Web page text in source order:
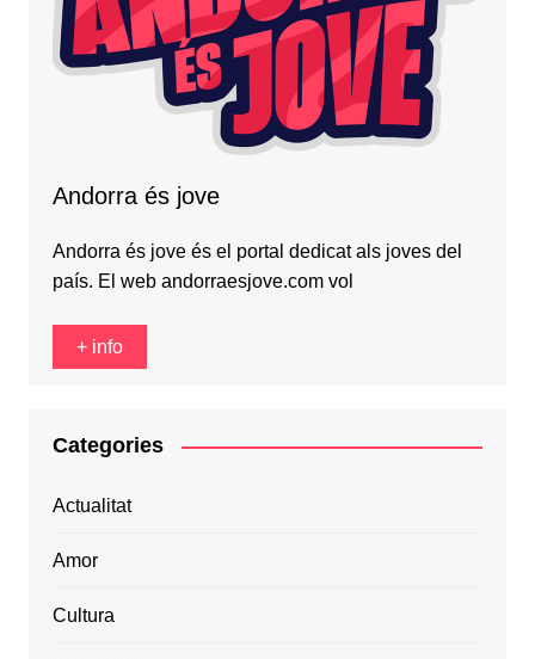
Andorra és jove
Andorra és jove és el portal dedicat als joves del
país. El web andorraesjove.com vol
+ info
Categories
Actualitat
Amor
Cultura